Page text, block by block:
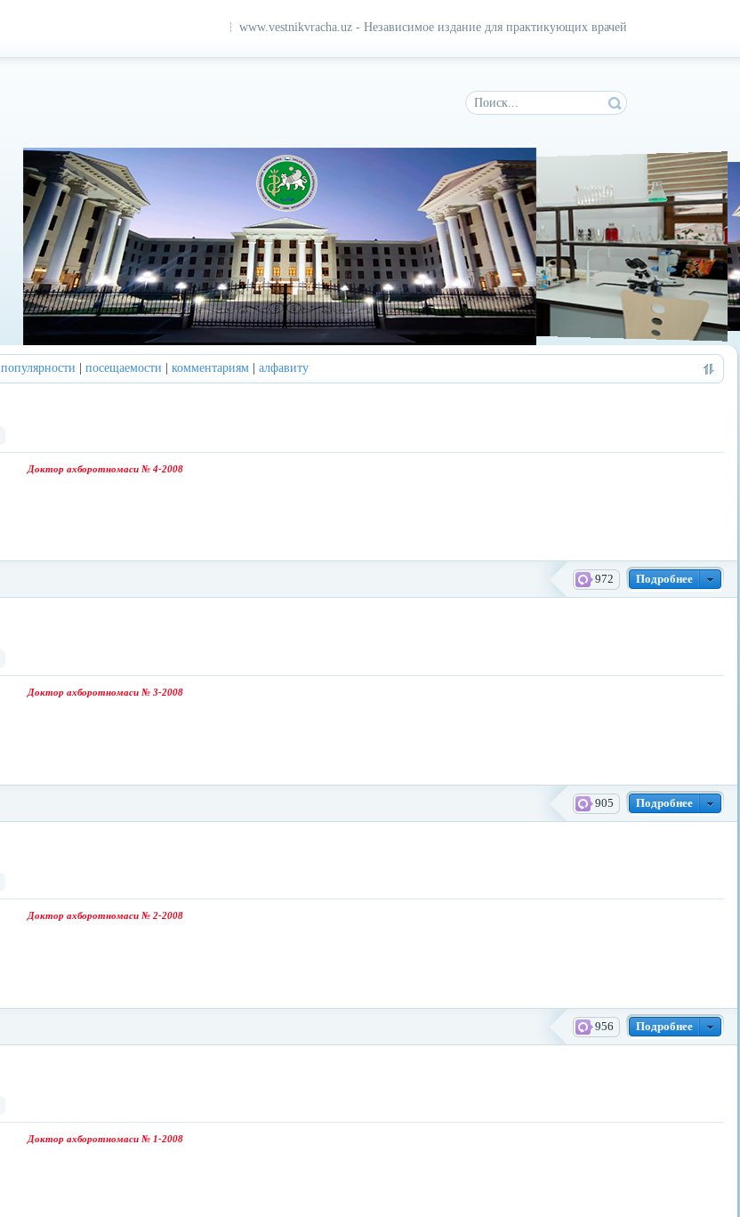
www.vestnikvracha.uz - Независимое издание для практикующих врачей
популярности посещаемости комментариям алфавиту
Доктор ахборотномаси № 4-2008
Подробнее
972
Доктор ахборотномаси № 3-2008
Подробнее
905
Доктор ахборотномаси № 2-2008
Подробнее
956
Доктор ахборотномаси № 1-2008